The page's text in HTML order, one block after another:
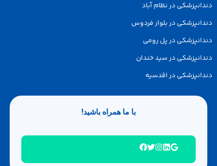
در نظام آباد
در بلوار فردوس
در پل رومی
در سید خندان
در اقدسیه
با ما همراه باشید!